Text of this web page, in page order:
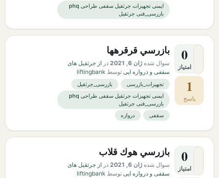
ایمنی تجهیزات جرثقیل سقفی طراحی phq
بازرسی_فنی جرثقیل
0
امتیاز
1
پاسخ
بازرسي قرقرهها
سوال شده ژان 6, 2021 در از جرثقیل های
سقفی و دروازه ایی توسط liftingbank
تجهیزات_بازرسی
بازرسی_جرثقیل
ایمنی تجهیزات جرثقیل سقفی طراحی phq
بازرسی_فنی جرثقیل
سقفی
دروازه
0
امتیاز
بازرسي هوك قلاب
سوال شده ژان 6, 2021 در از جرثقیل های
سقفی و دروازه ایی توسط liftingbank